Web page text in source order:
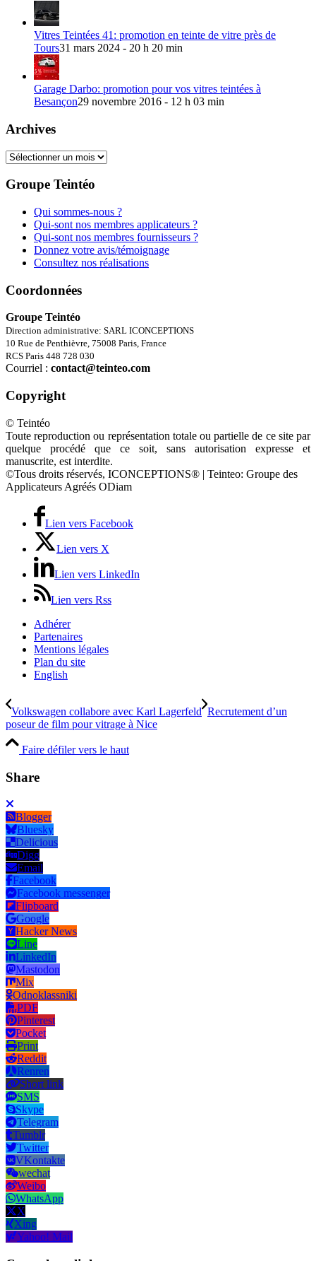
Vitres Teintées 41: promotion en teinte de vitre près de
Tours31 mars 2024 - 20 h 20 min
Garage Darbo: promotion pour vos vitres teintées à
Besançon29 novembre 2016 - 12 h 03 min
Archives
Archives
Groupe Teintéo
Qui sommes-nous ?
Qui-sont nos membres applicateurs ?
Qui-sont nos membres fournisseurs ?
Donnez votre avis/témoignage
Consultez nos réalisations
Coordonnées
Groupe Teintéo
Direction administrative: SARL ICONCEPTIONS
10 Rue de Penthièvre, 75008 Paris, France
RCS Paris 448 728 030
Courriel : contact@teinteo.com
Copyright
© Teintéo
Toute reproduction ou représentation totale ou partielle de ce site par
quelque procédé que ce soit, sans autorisation expresse et
manuscrite, est interdite.
©Tous droits réservés, ICONCEPTIONS® | Teinteo: Groupe des
Applicateurs Agréés ODiam
Lien vers Facebook
Lien vers X
Lien vers LinkedIn
Lien vers Rss
Adhérer
Partenaires
Mentions légales
Plan du site
English
Volkswagen collabore avec Karl Lagerfeld Recrutement d’un
poseur de film pour vitrage à Nice
Faire défiler vers le haut
Share
Blogger
Bluesky
Delicious
Digg
Email
Facebook
Facebook messenger
Flipboard
Google
Hacker News
Line
LinkedIn
Mastodon
Mix
Odnoklassniki
PDF
Pinterest
Pocket
Print
Reddit
Renren
Short link
SMS
Skype
Telegram
Tumblr
Twitter
VKontakte
wechat
Weibo
WhatsApp
X
Xing
Yahoo! Mail